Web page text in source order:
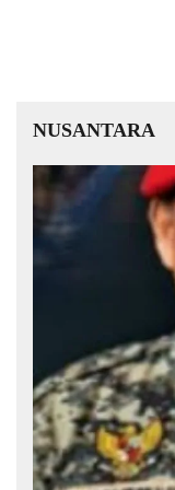
NUSANTARA